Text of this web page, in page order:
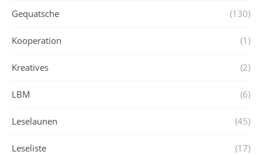
Gequatsche (130)
Kooperation (1)
Kreatives (2)
LBM (6)
Leselaunen (45)
Leseliste (17)